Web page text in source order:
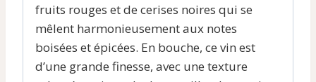
fruits rouges et de cerises noires qui se
mêlent harmonieusement aux notes
boisées et épicées. En bouche, ce vin est
d’une grande finesse, avec une texture